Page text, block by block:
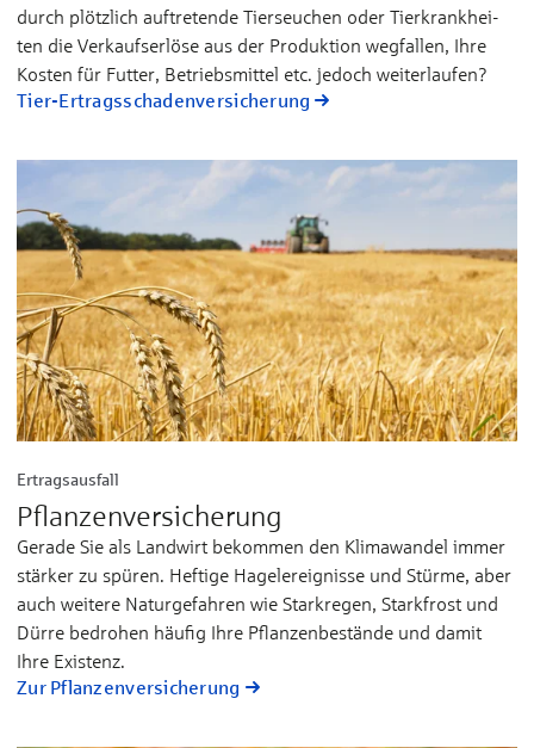
durch plötz­lich auf­tre­ten­de Tier­seu­chen oder Tier­­krank­­hei­
ten die Ver­kaufs­­­er­lö­se aus der Pro­duk­tion weg­fal­len, Ih­re
Kos­ten für Fut­ter, Be­triebs­­mit­tel etc. je­doch wei­ter­­­lau­fen?
Tier-Ertrags­schaden­versicherung
Ertragsausfall
Pflanzenversicherung
Gerade Sie als Landwirt bekommen den Klimawandel immer
stärker zu spüren. Heftige Hagelereignisse und Stürme, aber
auch weitere Naturgefahren wie Starkregen, Starkfrost und
Dürre bedrohen häufig Ihre Pflanzenbestände und damit
Ihre Existenz.
Zur Pflanzenversicherung